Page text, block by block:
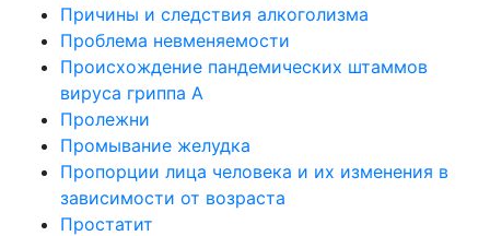
Причины и следствия алкоголизма
Проблема невменяемости
Происхождение пандемических штаммов
вируса гриппа А
Пролежни
Промывание желудка
Пропорции лица человека и их изменения в
зависимости от возраста
Простатит